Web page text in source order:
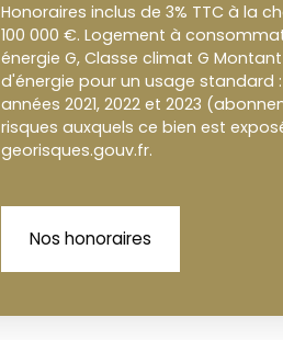
Honoraires inclus de 3% TTC à la
100 000 €. Logement à
énergie G, Classe climat G
d'énergie pour un usage standard
années 2021, 2022 et 2023
risques auxquels ce bien est
georisques.gouv.fr.
Nos honoraires